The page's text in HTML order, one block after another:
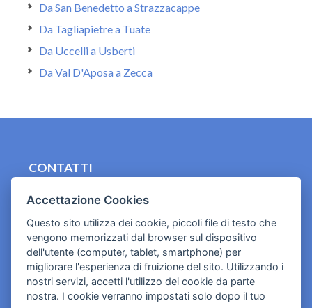
Da San Benedetto a Strazzacappe
Da Tagliapietre a Tuate
Da Uccelli a Usberti
Da Val D'Aposa a Zecca
CONTATTI
Cookies e informativa privacy
Accettazione Cookies
Questo sito utilizza dei cookie, piccoli file di testo che
vengono memorizzati dal browser sul dispositivo
dell'utente (computer, tablet, smartphone) per
migliorare l'esperienza di fruizione del sito. Utilizzando i
nostri servizi, accetti l'utilizzo dei cookie da parte
nostra. I cookie verranno impostati solo dopo il tuo